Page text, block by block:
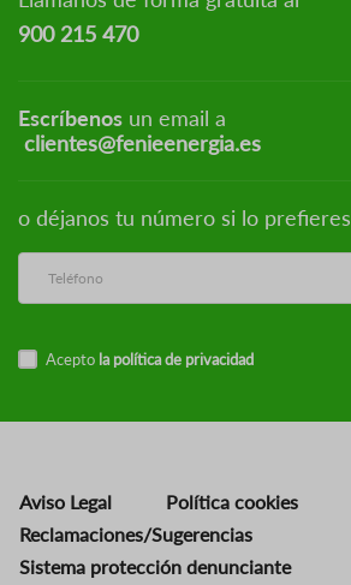
900 215 470
Escríbenos un email a
clientes@fenieenergia.es
o déjanos tu número si lo prefieres
Acepto la política de privacidad
Aviso Legal Política cookies
Reclamaciones/Sugerencias
Sistema protección denunciante